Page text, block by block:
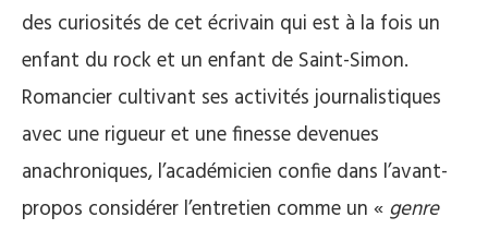
des curiosités de cet écrivain qui est à la fois un
enfant du rock et un enfant de Saint-Simon.
Romancier cultivant ses activités journalistiques
avec une rigueur et une finesse devenues
anachroniques, l’académicien confie dans l’avant-
propos considérer l’entretien comme un « genre